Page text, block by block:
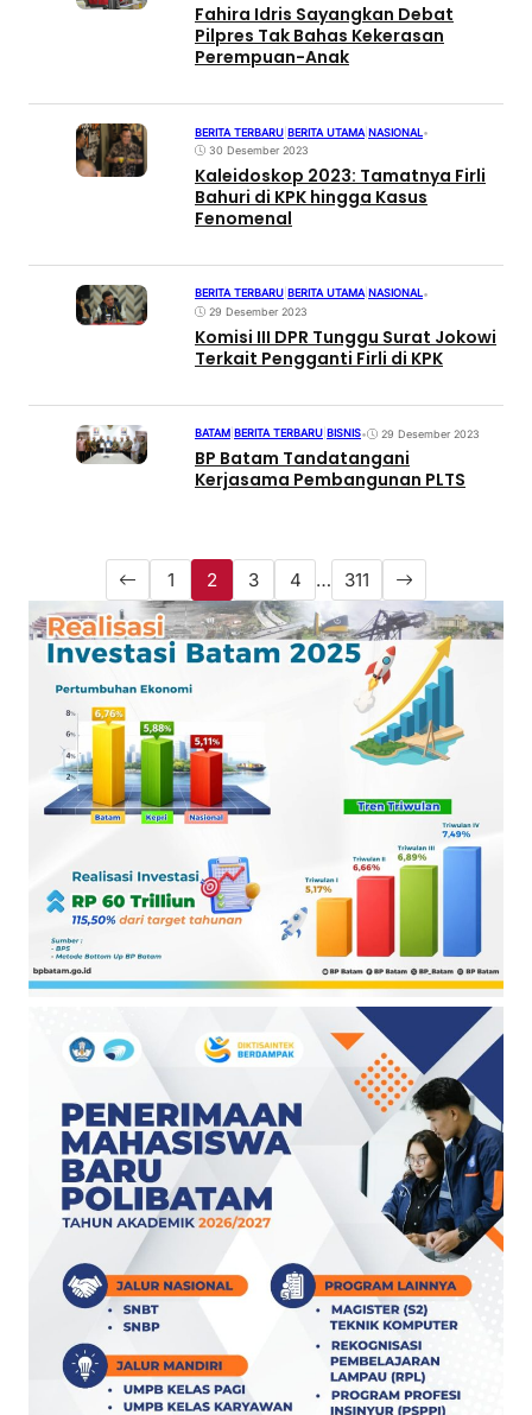
Fahira Idris Sayangkan Debat
Pilpres Tak Bahas Kekerasan
Perempuan-Anak
BERITA TERBARU BERITA UTAMA NASIONAL•
30 Desember 2023
Kaleidoskop 2023: Tamatnya Firli
Bahuri di KPK hingga Kasus
Fenomenal
BERITA TERBARU BERITA UTAMA|NASIONAL•
29 Desember 2023
Komisi III DPR Tunggu Surat Jokowi
Terkait Pengganti Firli di KPK
BATAM BERITA TERBARU BISNIS• 29 Desember 2023
BP Batam Tandatangani
Kerjasama Pembangunan PLTS
1 2 3 4 … 311